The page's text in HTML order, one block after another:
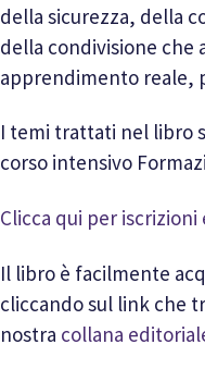
della sicurezza, della
della condivisione che
apprendimento reale,
I temi trattati nel libro
corso intensivo
Clicca qui per
Il libro è facilmente
cliccando sul link che
nostra collana